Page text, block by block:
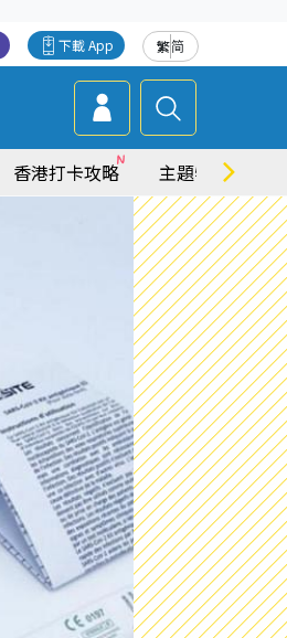
繁简
下載 App
香港打卡攻略 主題特集